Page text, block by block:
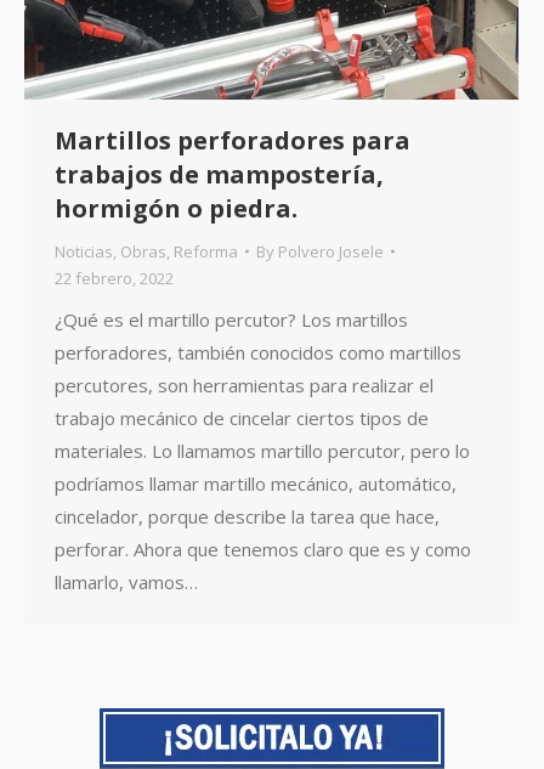
Martillos perforadores para
trabajos de mampostería,
hormigón o piedra.
Noticias, Obras, Reforma By Polvero Josele
22 febrero, 2022
¿Qué es el martillo percutor? Los martillos
perforadores, también conocidos como martillos
percutores, son herramientas para realizar el
trabajo mecánico de cincelar ciertos tipos de
materiales. Lo llamamos martillo percutor, pero lo
podríamos llamar martillo mecánico, automático,
cincelador, porque describe la tarea que hace,
perforar. Ahora que tenemos claro que es y como
llamarlo, vamos…